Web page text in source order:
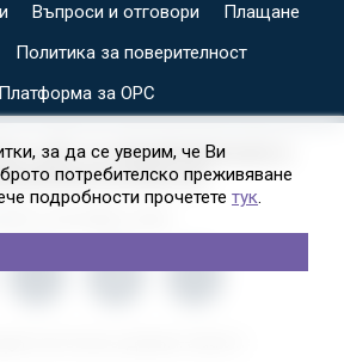
Въпроси и отговори
Плащане
Политика за поверителност
Платформа за ОРС
САЙТ ЗА ИНДИВИДУАЛНИ И
КРУИЗИ НА
за да се уверим, че Ви
потребителско преживяване
подробности прочетете тук.